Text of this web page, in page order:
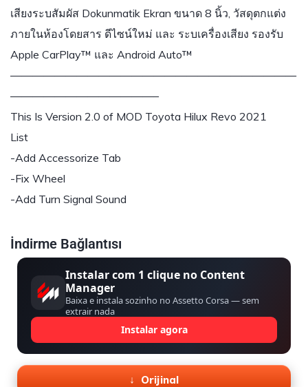
เสียงระบสัมผัส Dokunmatik Ekran ขนาด 8 นิ้ว, วัสดุตกแต่ง
ภายในห้องโดยสาร ดีไซน์ใหม่ และ ระบเครื่องเสียง รองรับ
Apple CarPlay™ และ Android Auto™
——————————————————————————
—————————————–
This Is Version 2.0 of MOD Toyota Hilux Revo 2021
List
-Add Accessorize Tab
-Fix Wheel
-Add Turn Signal Sound
İndirme Bağlantısı
Instalar com 1 clique no Content
Manager
Baixa e instala sozinho no Assetto Corsa — sem
extrair nada
Instalar agora
Orijinal